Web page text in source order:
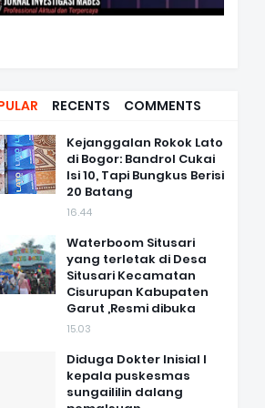
RECENTS COMMENTS
Kejanggalan Rokok Lato
di Bogor: Bandrol Cukai
Isi 10, Tapi Bungkus Berisi
20 Batang
16.44
Waterboom Situsari
yang terletak di Desa
Situsari Kecamatan
Cisurupan Kabupaten
Garut ,Resmi dibuka
15.03
Diduga Dokter Inisial I
kepala puskesmas
sungaililin dalang